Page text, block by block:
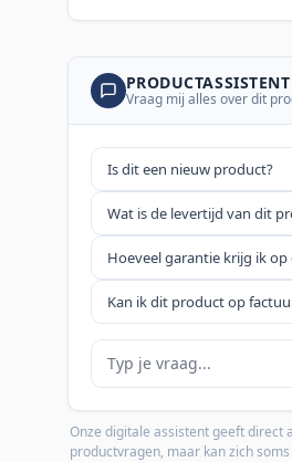
PRODUCTASSISTENT
Vraag mij alles over dit
Is dit een nieuw product?
Wat is de levertijd van dit
Hoeveel garantie krijg ik
Kan ik dit product op
Je vraag
Onze digitale assistent geeft direct
productvragen, maar kan zich